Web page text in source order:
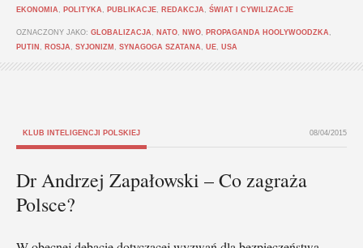
EKONOMIA
POLITYKA PUBLIKACJE REDAKCJA ŚWIAT I CYWILIZACJE
OZNACZONY JAKO: GLOBALIZACJA NATO NWO PROPAGANDA HOOLYWOODZKA
PUTIN
ROSJA SYJONIZM SYNAGOGA SZATANA UE USA
KLUB INTELIGENCJI POLSKIEJ 08/04/2015
Dr Andrzej Zapałowski – Co zagraża
Polsce?